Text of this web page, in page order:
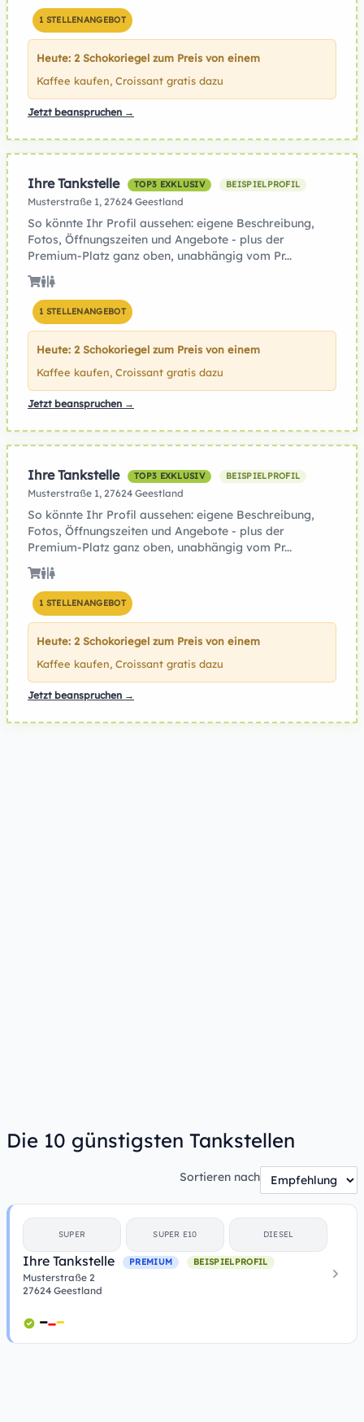
1 STELLENANGEBOT
Heute: 2 Schokoriegel zum Preis von einem
Kaffee kaufen, Croissant gratis dazu
Jetzt beanspruchen →
Ihre Tankstelle TOP3 EXKLUSIV BEISPIELPROFIL
Musterstraße 1, 27624 Geestland
So könnte Ihr Profil aussehen: eigene Beschreibung,
Fotos, Öffnungszeiten und Angebote - plus der
Premium-Platz ganz oben, unabhängig vom Pr...
1 STELLENANGEBOT
Heute: 2 Schokoriegel zum Preis von einem
Kaffee kaufen, Croissant gratis dazu
Jetzt beanspruchen →
Ihre Tankstelle TOP3 EXKLUSIV BEISPIELPROFIL
Musterstraße 1, 27624 Geestland
So könnte Ihr Profil aussehen: eigene Beschreibung,
Fotos, Öffnungszeiten und Angebote - plus der
Premium-Platz ganz oben, unabhängig vom Pr...
1 STELLENANGEBOT
Heute: 2 Schokoriegel zum Preis von einem
Kaffee kaufen, Croissant gratis dazu
Jetzt beanspruchen →
Die 10 günstigsten Tankstellen
Sortieren nach
SUPER SUPER E10 DIESEL
Ihre Tankstelle PREMIUM BEISPIELPROFIL
Musterstraße 2
27624 Geestland